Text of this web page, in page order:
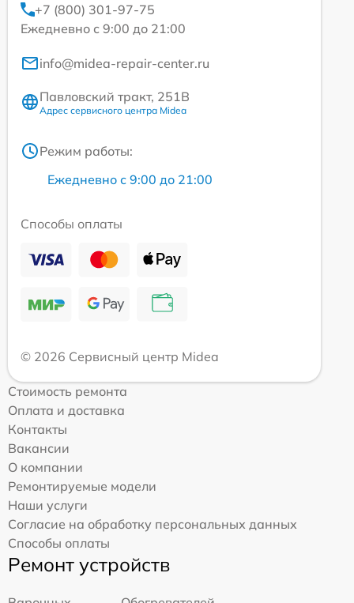
+7 (800) 301-97-75
Ежедневно с 9:00 до 21:00
info@midea-repair-center.ru
Павловский тракт, 251В
Адрес сервисного центра Midea
Режим работы:
Ежедневно с 9:00 до 21:00
Способы оплаты
© 2026 Сервисный центр Midea
Стоимость ремонта
Оплата и доставка
Контакты
Вакансии
О компании
Ремонтируемые модели
Наши услуги
Согласие на обработку персональных данных
Способы оплаты
Ремонт устройств